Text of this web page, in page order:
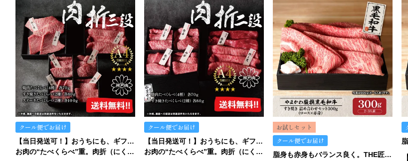
クール便でお届け
【当日発送可！】おうちにも、ギフトにも。ご褒美にも…イケます！
お肉の“たべくらべ”重。肉折（にくおり）
クール便でお届け
【当日発送可！】おうちにも、ギフトにも。ご褒美にも…イケます！
お肉の“たべくらべ”重。肉折（にくおり）
お試しセット
クール便でお届け
脂身も赤身もバランス良く。THE匠のすき焼きセット。